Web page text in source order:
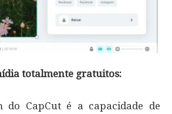
totalmente gratuitos:
do CapCut é a capacidade de